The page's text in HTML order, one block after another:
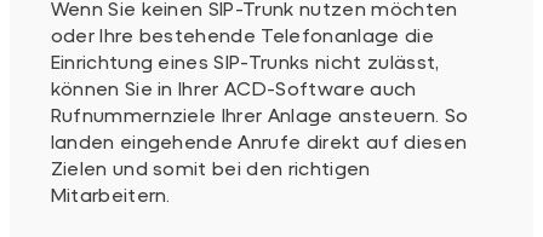
Wenn Sie keinen SIP-Trunk nutzen möchten
oder Ihre bestehende Telefonanlage die
Einrichtung eines SIP-Trunks nicht zulässt,
können Sie in Ihrer ACD-Software auch
Rufnummernziele Ihrer Anlage ansteuern. So
landen eingehende Anrufe direkt auf diesen
Zielen und somit bei den richtigen
Mitarbeitern.